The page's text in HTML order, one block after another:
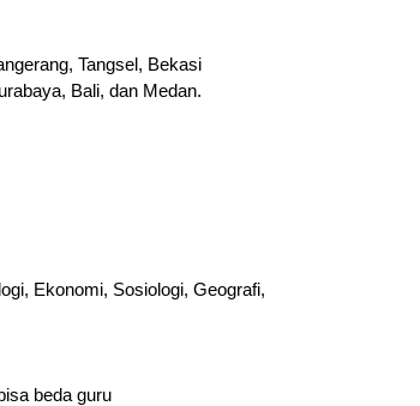
Tangsel, Bekasi
Bali, dan Medan.
Ekonomi, Sosiologi, Geografi,
beda guru